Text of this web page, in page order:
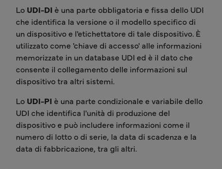
Lo UDI-DI è una parte obbligatoria e fissa dello UDI
che identifica la versione o il modello specifico di
un dispositivo e l'etichettatore di tale dispositivo. È
utilizzato come 'chiave di accesso' alle informazioni
memorizzate in un database UDI ed è il dato che
consente il collegamento delle informazioni sul
dispositivo tra altri sistemi.
Lo UDI-PI è una parte condizionale e variabile dello
UDI che identifica l'unità di produzione del
dispositivo e può includere informazioni come il
numero di lotto o di serie, la data di scadenza e la
data di fabbricazione, tra gli altri.